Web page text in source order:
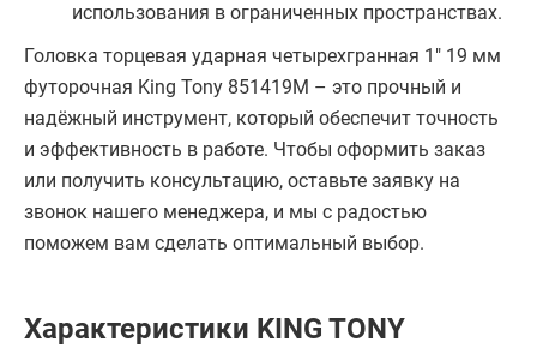
использования в ограниченных пространствах.
Головка торцевая ударная четырехгранная 1" 19 мм
футорочная King Tony 851419M – это прочный и
надёжный инструмент, который обеспечит точность
и эффективность в работе. Чтобы оформить заказ
или получить консультацию, оставьте заявку на
звонок нашего менеджера, и мы с радостью
поможем вам сделать оптимальный выбор.
Характеристики KING TONY